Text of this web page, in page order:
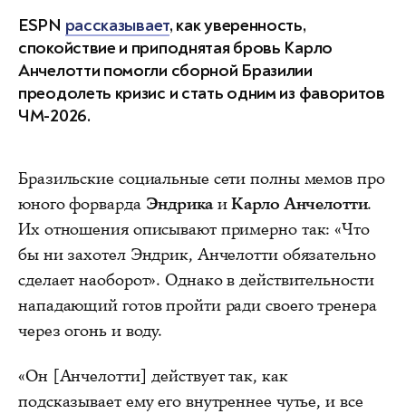
ESPN рассказывает, как уверенность,
спокойствие и приподнятая бровь Карло
Анчелотти помогли сборной Бразилии
преодолеть кризис и стать одним из фаворитов
ЧМ-2026.
Бразильские социальные сети полны мемов про
юного форварда ЭндрикаиКарло Анчелотти.
Их отношения описывают примерно так: «Что
бы ни захотел Эндрик, Анчелотти обязательно
сделает наоборот». Однако в действительности
нападающий готов пройти ради своего тренера
через огонь и воду.
«Он [Анчелотти] действует так, как
подсказывает ему его внутреннее чутье, и все